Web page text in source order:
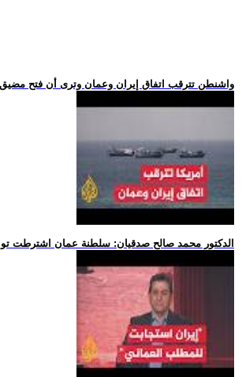
.. واشنطن تترقب اتفاق إيران وعمان وترى أن فتح
.. الدكتور محمد صالح صدقيان: سلطنة عمان اشترطت